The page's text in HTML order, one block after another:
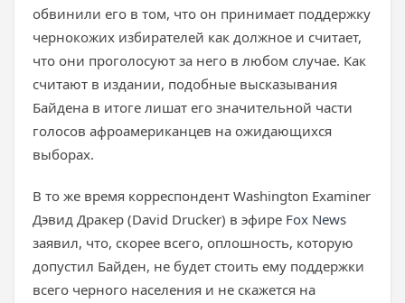
обвинили его в том, что он принимает поддержку
чернокожих избирателей как должное и считает,
что они проголосуют за него в любом случае. Как
считают в издании, подобные высказывания
Байдена в итоге лишат его значительной части
голосов афроамериканцев на ожидающихся
выборах.
В то же время корреспондент Washington Examiner
Дэвид Дракер (David Drucker) в эфире Fox News
заявил, что, скорее всего, оплошность, которую
допустил Байден, не будет стоить ему поддержки
всего черного населения и не скажется на